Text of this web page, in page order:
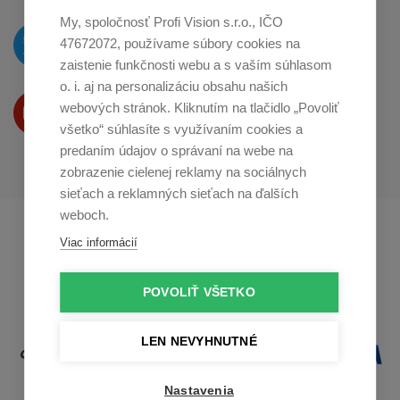
My, spoločnosť Profi Vision s.r.o., IČO
47672072, používame súbory cookies na
zaistenie funkčnosti webu a s vaším súhlasom
o. i. aj na personalizáciu obsahu našich
webových stránok. Kliknutím na tlačidlo „Povoliť
všetko“ súhlasíte s využívaním cookies a
predaním údajov o správaní na webe na
zobrazenie cielenej reklamy na sociálnych
sieťach a reklamných sieťach na ďalších
weboch.
Viac informácií
POVOLIŤ VŠETKO
LEN NEVYHNUTNÉ
Nastavenia
O novinkách píšeme
naTwitteri
Produkty Vám predstavujeme
na Youtube
Profikuchař.cz